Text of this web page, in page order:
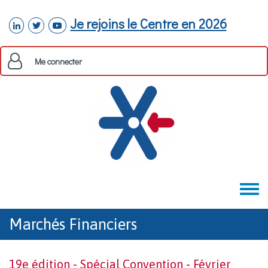
linkedintwitteryoutube
Je rejoins le Centre en 2026
Me connecter
Toggle
Marchés Financiers
19e édition - Spécial Convention - Février